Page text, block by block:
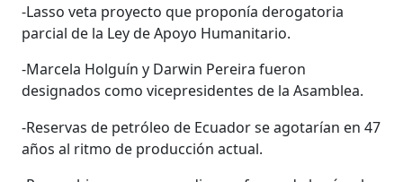
-Lasso veta proyecto que proponía derogatoria
parcial de la Ley de Apoyo Humanitario.
-Marcela Holguín y Darwin Pereira fueron
designados como vicepresidentes de la Asamblea.
-Reservas de petróleo de Ecuador se agotarían en 47
años al ritmo de producción actual.